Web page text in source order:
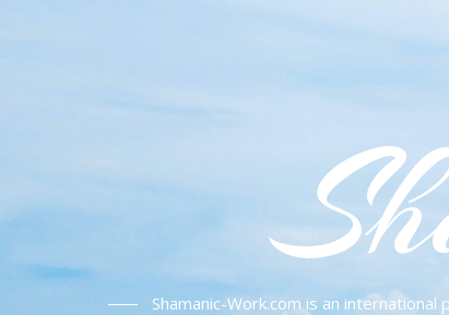
Shamanic-Work.com is an